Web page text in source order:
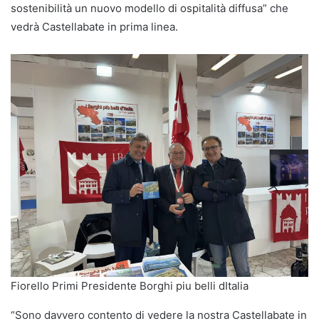
sostenibilità un nuovo modello di ospitalità diffusa” che
vedrà Castellabate in prima linea.
Fiorello Primi Presidente Borghi piu belli dItalia
“Sono davvero contento di vedere la nostra Castellabate in